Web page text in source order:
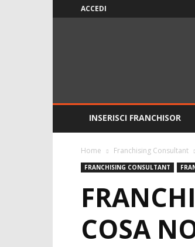
ACCEDI
INSERISCI FRANCHISOR
Home Franchising Consultant
FRANCHISING CONSULTANT
COSA